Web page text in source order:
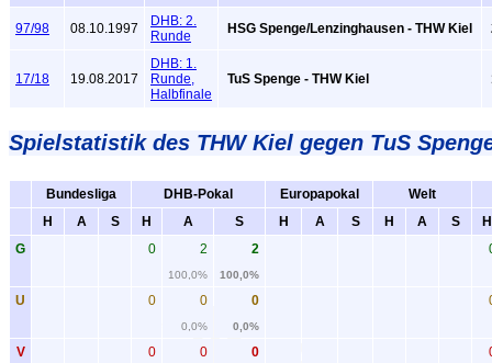
97/98 08.10.1997
DHB: 2.
Runde
HSG Spenge/Lenzinghausen - THW Kiel
17/18 19.08.2017
DHB: 1.
Runde,
Halbfinale
TuS Spenge - THW Kiel
Spielstatistikdes THW Kiel gegen TuS
Bundesliga DHB-Pokal Europapokal
Welt
H
A S H A S H A S H A S
H
G
0 2
100,0%
2
100,0%
U 0 0
0,0%
0
0,0%
V 0 0 0